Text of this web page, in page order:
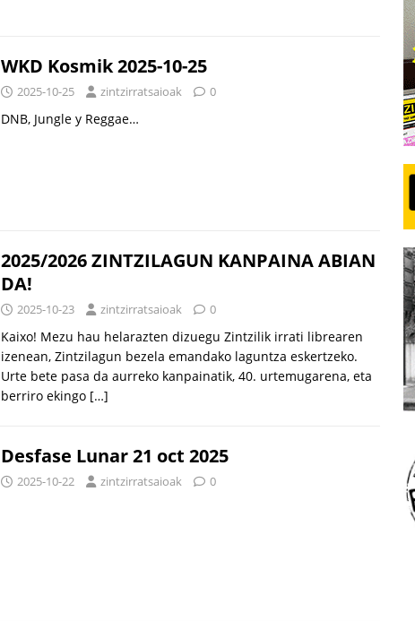
WKD Kosmik 2025-10-25
2025-10-25 zintzirratsaioak 0
DNB, Jungle y Reggae…
2025/2026 ZINTZILAGUN KANPAINA ABIAN
DA!
2025-10-23 zintzirratsaioak 0
Kaixo! Mezu hau helarazten dizuegu Zintzilik irrati librearen
izenean, Zintzilagun bezela emandako laguntza eskertzeko.
Urte bete pasa da aurreko kanpainatik, 40. urtemugarena, eta
berriro ekingo […]
Desfase Lunar 21 oct 2025
2025-10-22 zintzirratsaioak 0